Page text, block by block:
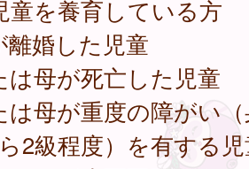
童を養育している方
離婚した児童
は母が死亡した児童
は母が重度の障がい
2級程度）を有する